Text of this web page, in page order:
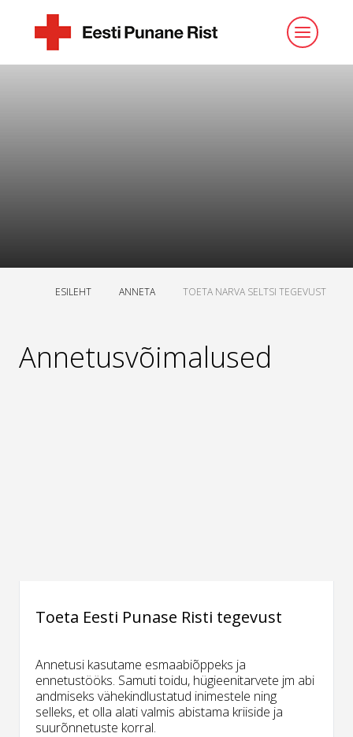
ESILEHT ANNETA TOETA NARVA SELTSI TEGEVUST
Annetusvõimalused
Toeta Eesti Punase Risti tegevust
Annetusi kasutame esmaabiõppeks ja
ennetustööks. Samuti toidu, hügieenitarvete jm abi
andmiseks vähekindlustatud inimestele ning
selleks, et olla alati valmis abistama kriiside ja
suurõnnetuste korral.